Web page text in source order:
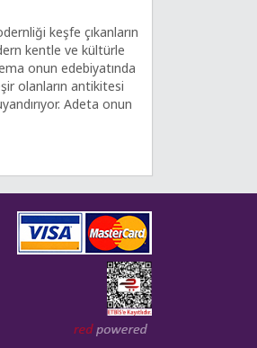
keşfe çıkanların
kentle ve kültürle
onun edebiyatında
olanların antikitesi
Adeta onun
Web tasarım: Red Bilişim